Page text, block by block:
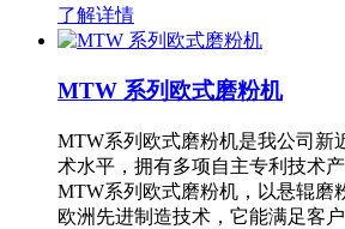
了解详情
MTW 系列欧式磨粉机
MTW系列欧式磨粉机是我公司新
术水平，拥有多项自主专利技术
MTW系列欧式磨粉机，以悬辊磨
欧洲先进制造技术，它能满足客